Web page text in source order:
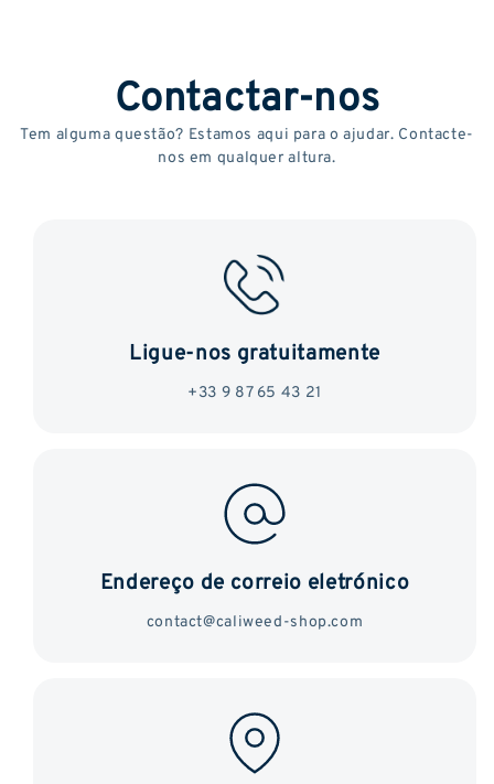
Contactar-nos
Tem alguma questão? Estamos aqui para o ajudar. Contacte-
nos em qualquer altura.
Ligue-nos gratuitamente
+33 9 87 65 43 21
Endereço de correio eletrónico
contact@caliweed-shop.com